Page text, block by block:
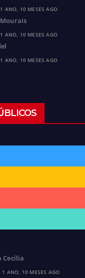
ANO, 10 MESES AGO
ANO, 10 MESES AGO
ANO, 10 MESES AGO
Cecília
1 ANO, 10 MESES AGO